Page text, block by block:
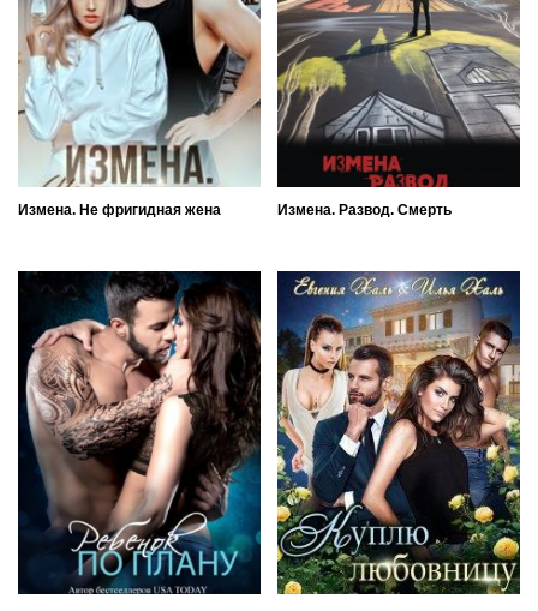
Измена. Не фригидная жена Измена. Развод. Смерть